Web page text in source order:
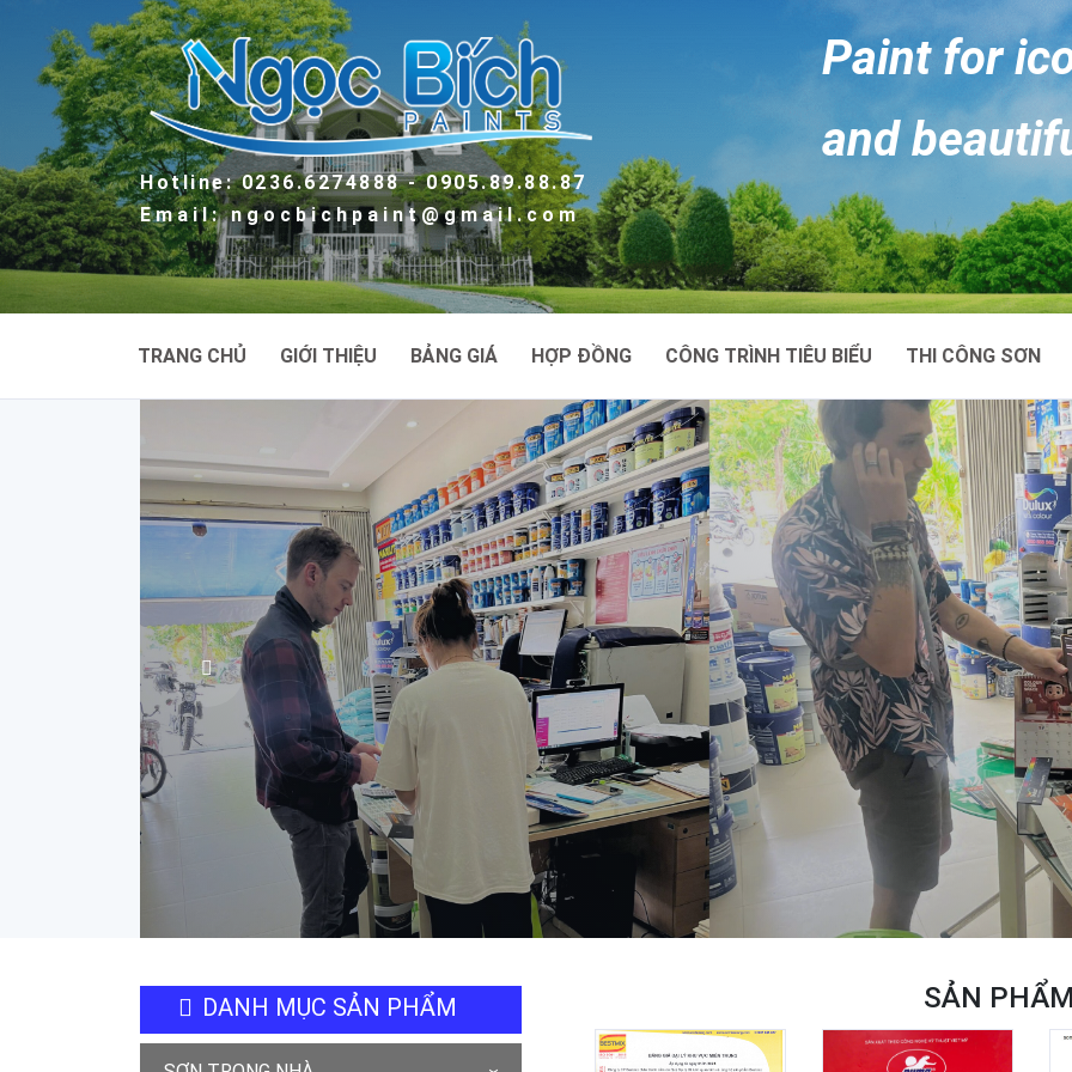
Hotline: 0236.6274888 - 0905.89.88.87
Email: ngocbichpaint@gmail.com
Paint for
and
TRANG CHỦ GIỚI THIỆU BẢNG GIÁ HỢP ĐỒNG CÔNG TRÌNH TIÊU BIỂU THI CÔNG SƠN
DANH MỤC SẢN PHẨM SẢN